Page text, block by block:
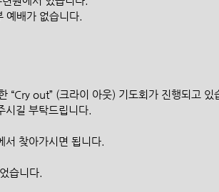
예배가 없습니다.
“Cry out” (크라이 아웃) 기도회가 진행되고 있
길 부탁드립니다.
찾아가시면 됩니다.
습니다.